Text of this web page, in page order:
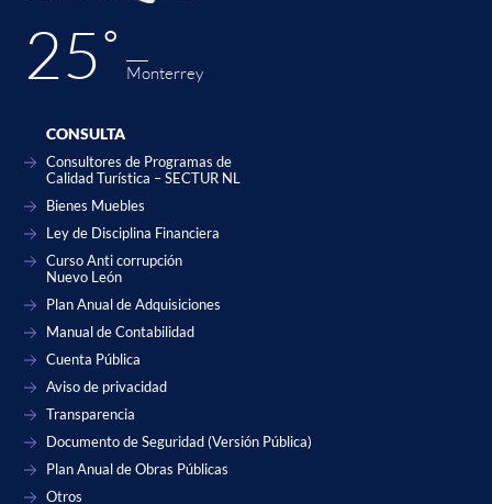
25˚ Monterrey
CONSULTA
Consultores de Programas de
Calidad Turística – SECTUR NL
Bienes Muebles
Ley de Disciplina Financiera
Curso Anti corrupción
Nuevo León
Plan Anual de Adquisiciones
Manual de Contabilidad
Cuenta Pública
Aviso de privacidad
Transparencia
Documento de Seguridad (Versión Pública)
Plan Anual de Obras Públicas
Otros